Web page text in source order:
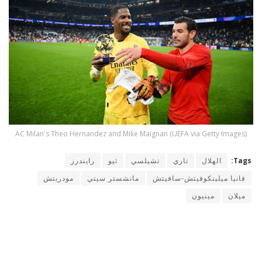
AC Milan's Theo Hernandez and Mike Maignan (UEFA via Getty Images)
Tags: الهلال تاري تشيلسي ثيو
رايندرز
فانيا ميلينكوفيتش-سافيتش
مانشستر سيتي
مودريتش
ميلان
مينيون